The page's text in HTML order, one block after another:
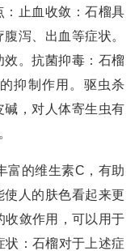
止血收敛：石榴具
泻、出血等症状。
。抗菌抑毒：石榴
抑制作用。驱虫杀
，对人体寄生虫有
富的维生素C，有助
人的肤色看起来更
收敛作用，可以用于
状：石榴对于上述症